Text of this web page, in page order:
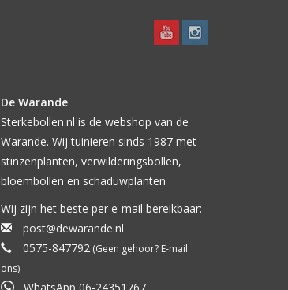
De Warande
Sterkebollen.nl is de webshop van de
Warande. Wij tuinieren sinds 1987 met
stinzenplanten, verwilderingsbollen,
bloembollen en schaduwplanten
Wij zijn het beste per e-mail bereikbaar:
post@dewarande.nl
0575-847792(Geen gehoor? E-mail
ons)